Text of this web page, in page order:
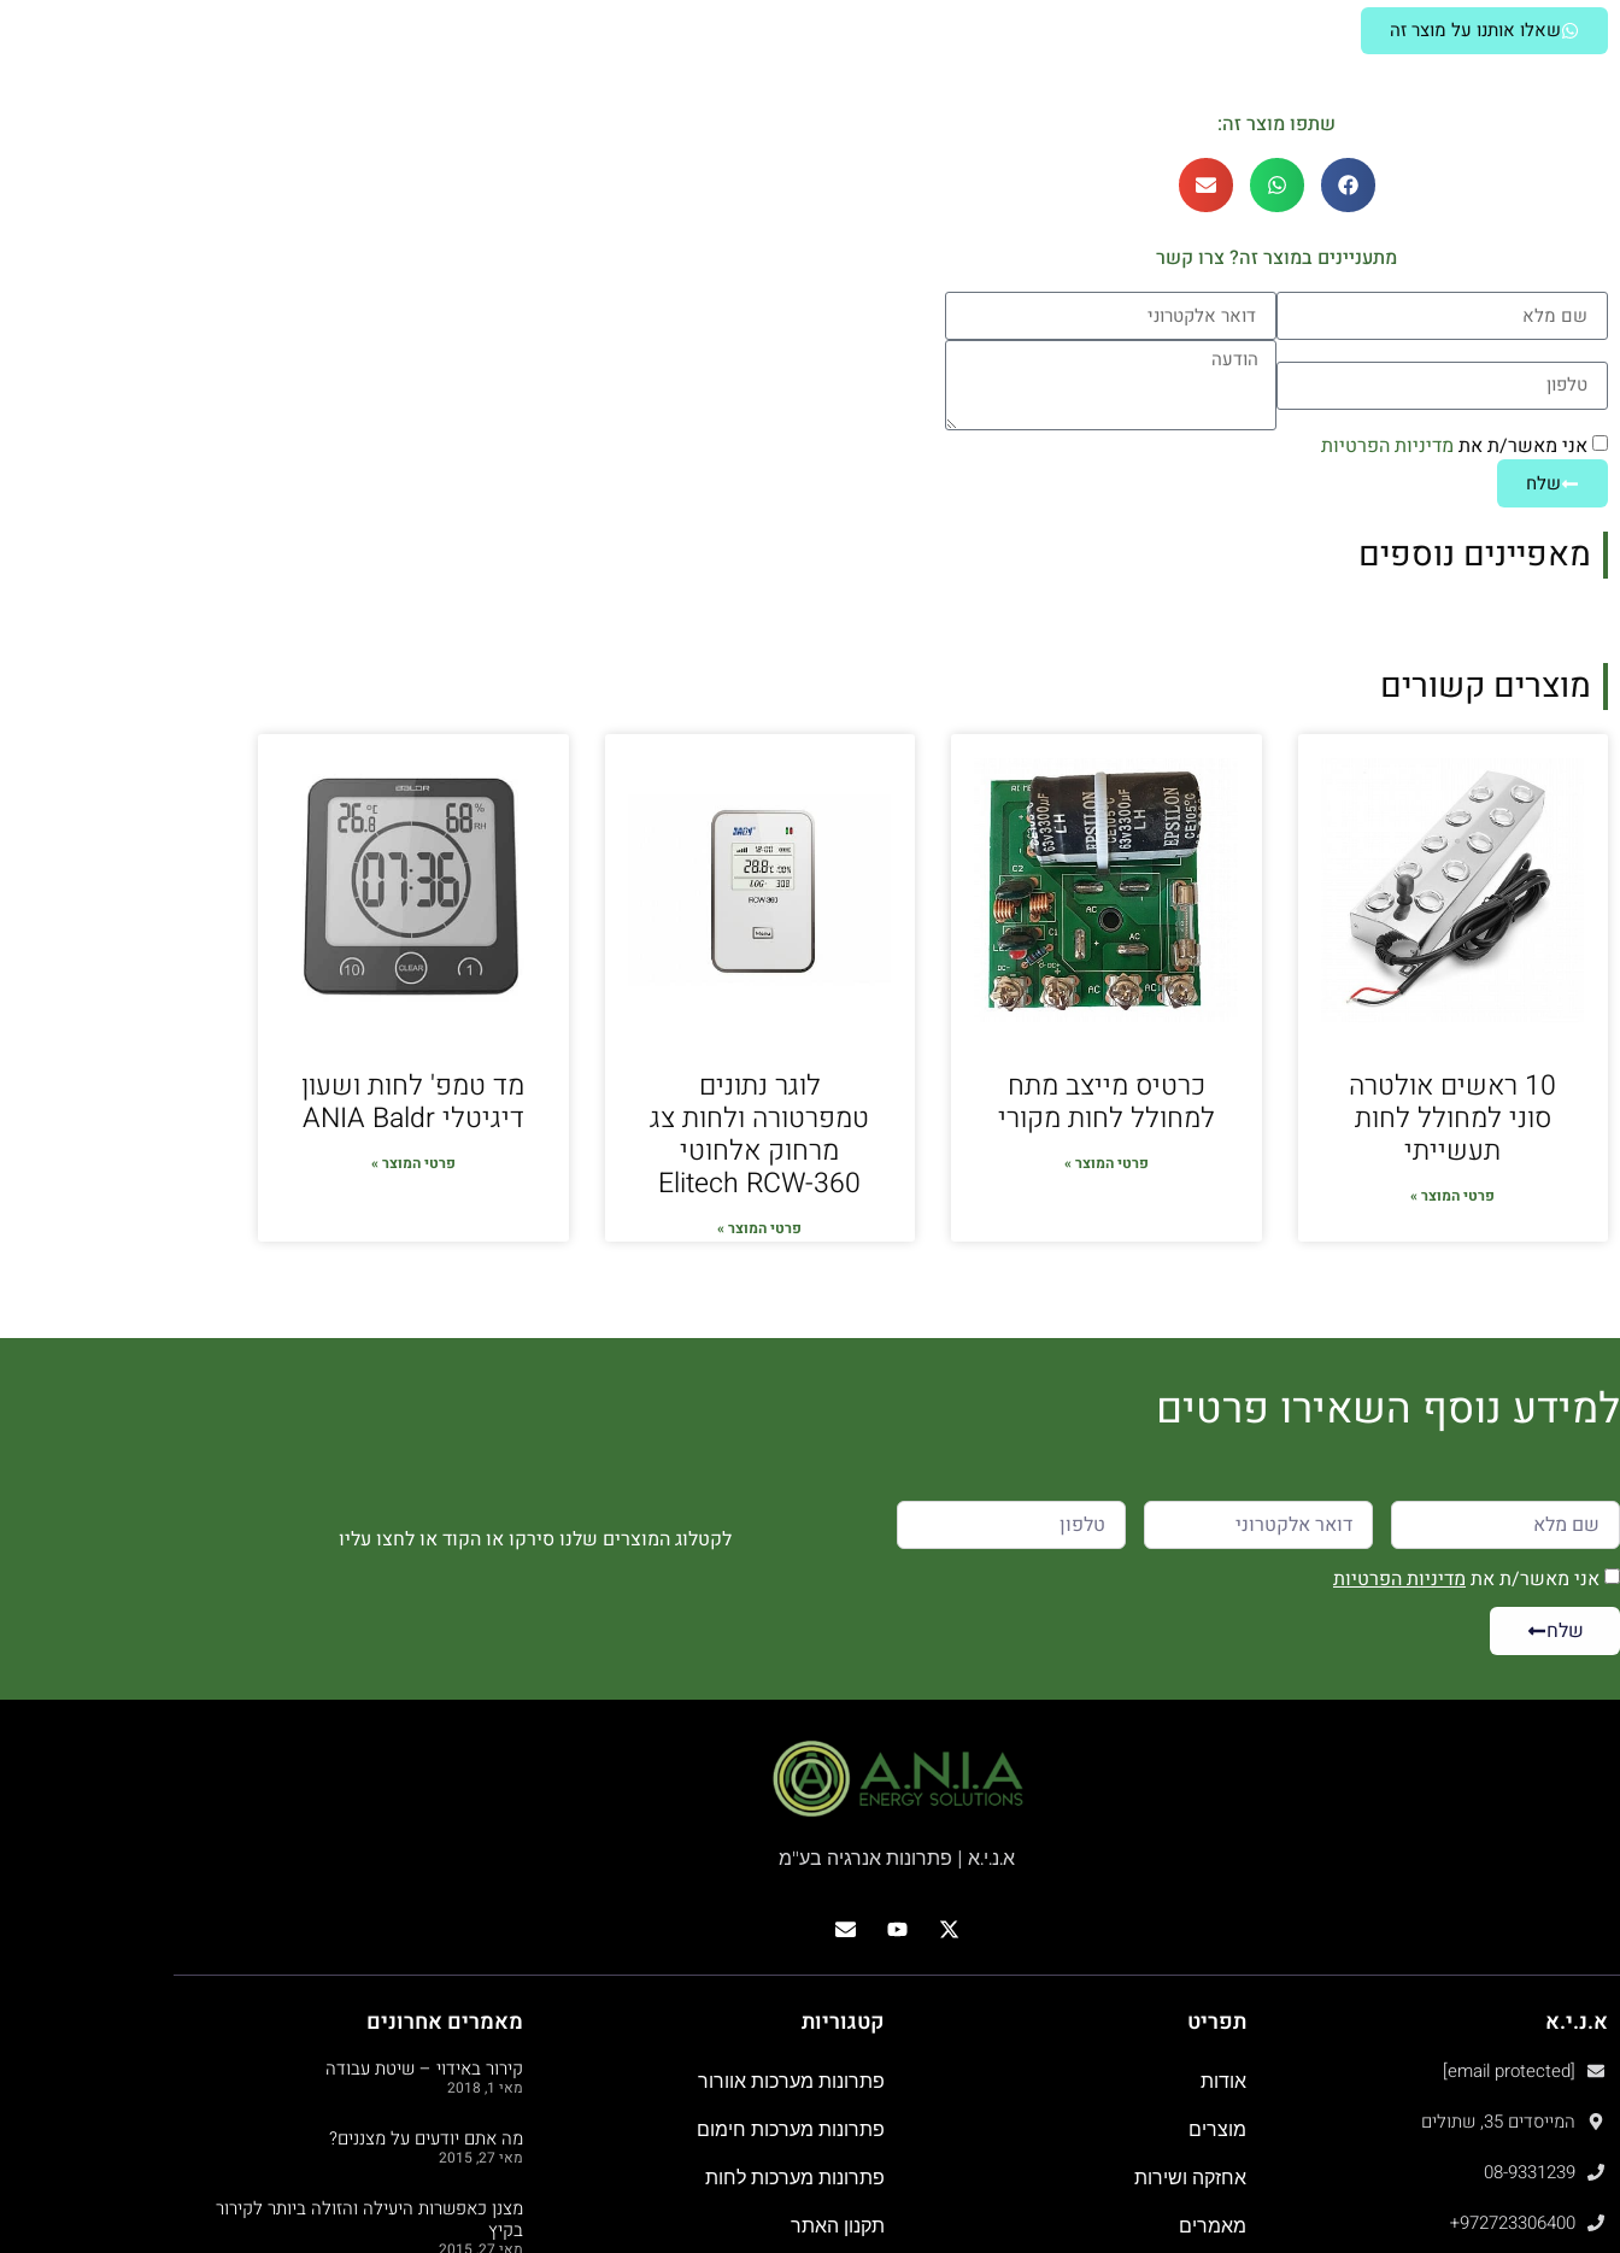
שאלו אותנו על מוצר זה
שתפו מוצר זה:
מתעניינים במוצר זה? צרו קשר
אני מאשר/ת את מדיניות הפרטיות
שלח
מאפיינים נוספים
מוצרים קשורים
10 ראשים אולטרה
סוני למחולל לחות
תעשייתי
פרטי המוצר »
כרטיס מייצב מתח
למחולל לחות מקורי
פרטי המוצר »
לוגר נתונים
טמפרטורה ולחות צג
מרחוק אלחוטי
Elitech RCW-360
פרטי המוצר »
מד טמפ' לחות ושעון
דיגיטלי ANIA Baldr
פרטי המוצר »
למידע נוסף השאירו פרטים
אני מאשר/ת את מדיניות הפרטיות
שלח
לקטלוג המוצרים שלנו סירקו או הקוד או לחצו עליו
א.נ.י.א | פתרונות אנרגיה בע"מ
א.נ.י.א
[email protected]
המייסדים 35, שתולים
08-9331239
+972723306400
תפריט
אודות
מוצרים
אחזקה ושירות
מאמרים
קטגוריות
פתרונות מערכות אוורור
פתרונות מערכות חימום
פתרונות מערכות לחות
תקנון האתר
מאמרים אחרונים
קירור באידוי – שיטת עבודה
מאי 1, 2018
מה אתם יודעים על מצננים?
מאי 27, 2015
מצנן כאפשרות היעילה והזולה ביותר לקירור
בקיץ